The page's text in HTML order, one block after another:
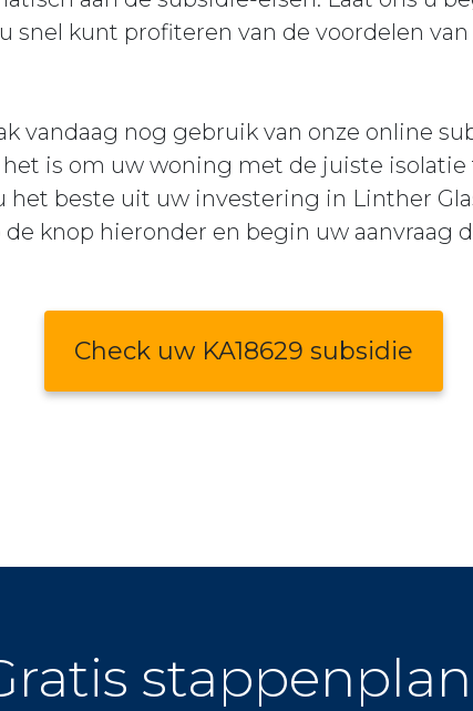
snel kunt profiteren van de voordelen
vandaag nog gebruik van onze online
is om uw woning met de juiste
het beste uit uw investering in Linther
knop hieronder en begin uw aanvraag
Check uw KA18629 subsidie
stappenplan